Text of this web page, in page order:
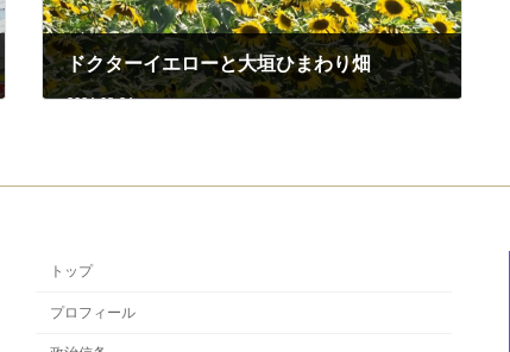
ドクターイエローと大垣ひまわり畑
2024-08-24
トップ
プロフィール